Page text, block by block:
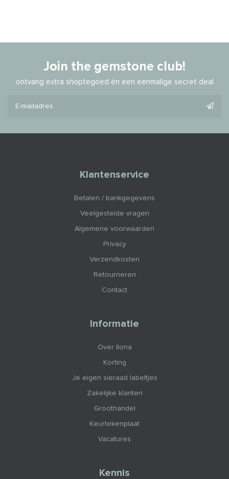
Join the gemstone club!
ontvang extra shoptegoed én een eenmalige secret deal
Klantenservice
Betalen / bankgegevens
Veelgestelde vragen
Algemene voorwaarden
Privacy
Verzendkosten
Retourneren
Contact
Informatie
Over Ilona
Korting
Je eigen sieraad labeltjes
Zakelijke klanten
Groothandel
Keurtekenplaat
Vacatures
Kennis